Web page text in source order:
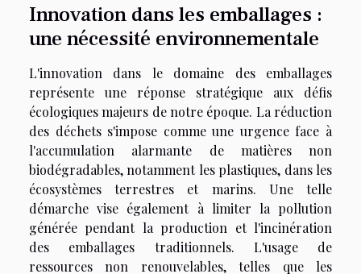
Innovation dans les emballages :
une nécessité environnementale
L'innovation dans le domaine des emballages
représente une réponse stratégique aux défis
écologiques majeurs de notre époque. La réduction
des déchets s'impose comme une urgence face à
l'accumulation alarmante de matières non
biodégradables, notamment les plastiques, dans les
écosystèmes terrestres et marins. Une telle
démarche vise également à limiter la pollution
générée pendant la production et l'incinération
des emballages traditionnels. L'usage de
ressources non renouvelables, telles que les